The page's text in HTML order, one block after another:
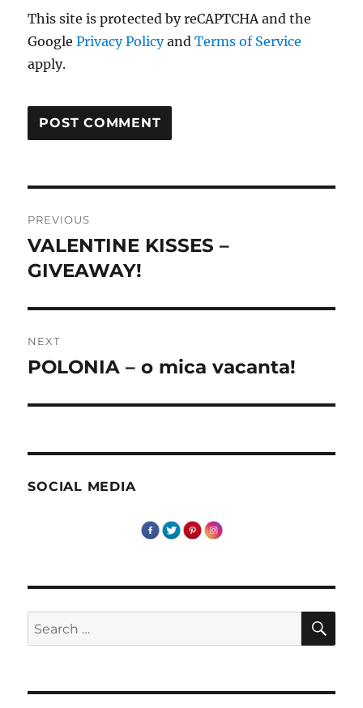
This site is protected by reCAPTCHA and the
GooglePrivacy PolicyandTerms of Service
apply.
navigation
PREVIOUS
Previous
post:
VALENTINE KISSES –
GIVEAWAY!
NEXT
Next
POLONIA – o mica vacanta!
SOCIAL MEDIA
Search
for: